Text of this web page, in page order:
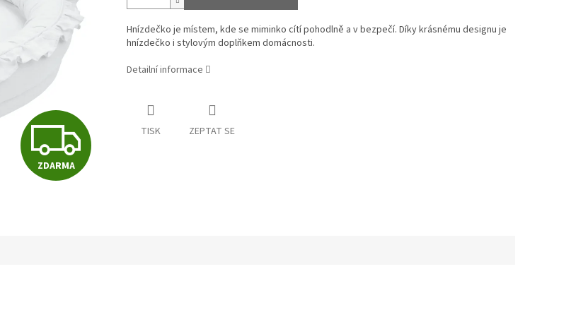
Z
D
ZDARMA
Hnízdečko je místem, kde se miminko cítí pohodlně a v bezpečí. Díky krásnému designu je
hnízdečko i stylovým doplňkem domácnosti.
Detailní informace
TISK ZEPTAT SE